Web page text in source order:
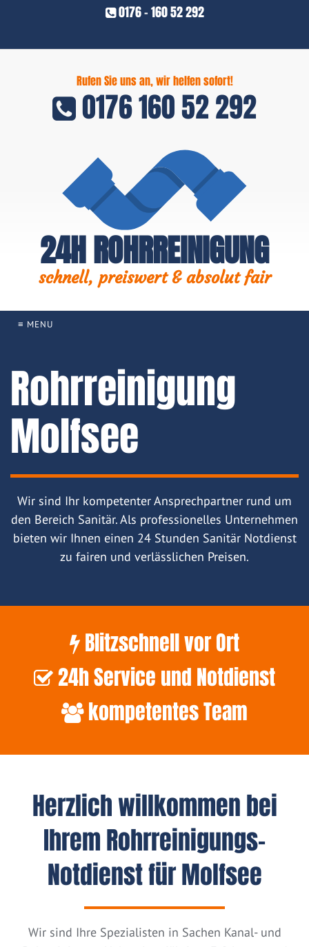
0176 - 160 52 292
Rufen Sie uns an, wir helfen sofort!
0176 160 52 292
24H ROHRREINIGUNG
schnell, preiswert & absolut fair
≡ MENU
Rohrreinigung
Molfsee
Wir sind Ihr kompetenter Ansprechpartner rund um
den Bereich Sanitär. Als professionelles Unternehmen
bieten wir Ihnen einen 24 Stunden Sanitär Notdienst
zu fairen und verlässlichen Preisen.
Blitzschnell vor Ort
24h Service und Notdienst
kompetentes Team
Herzlich willkommen bei
Ihrem Rohrreinigungs-
Notdienst für Molfsee
Wir sind Ihre Spezialisten in Sachen Kanal- und